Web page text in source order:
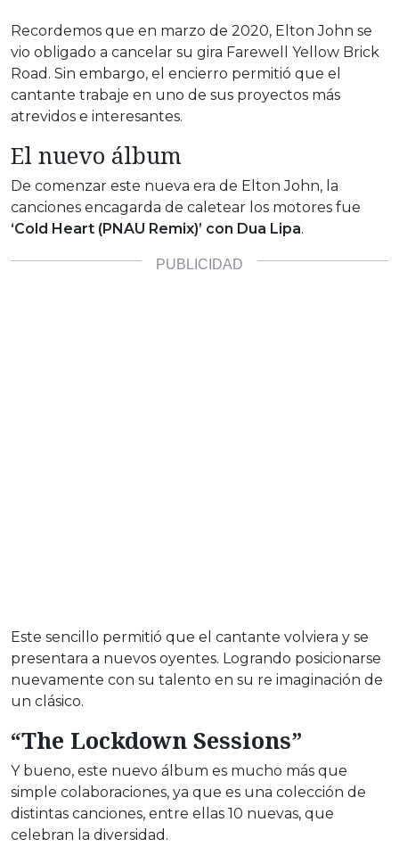
Recordemos que en marzo de 2020, Elton John se
vio obligado a cancelar su gira Farewell Yellow Brick
Road. Sin embargo, el encierro permitió que el
cantante trabaje en uno de sus proyectos más
atrevidos e interesantes.
El nuevo álbum
De comenzar este nueva era de Elton John, la
canciones encagarda de caletear los motores fue
‘Cold Heart (PNAU Remix)’ con Dua Lipa.
Este sencillo permitió que el cantante volviera y se
presentara a nuevos oyentes. Logrando posicionarse
nuevamente con su talento en su re imaginación de
un clásico.
“The Lockdown Sessions”
Y bueno, este nuevo álbum es mucho más que
simple colaboraciones, ya que es una colección de
distintas canciones, entre ellas 10 nuevas, que
celebran la diversidad.